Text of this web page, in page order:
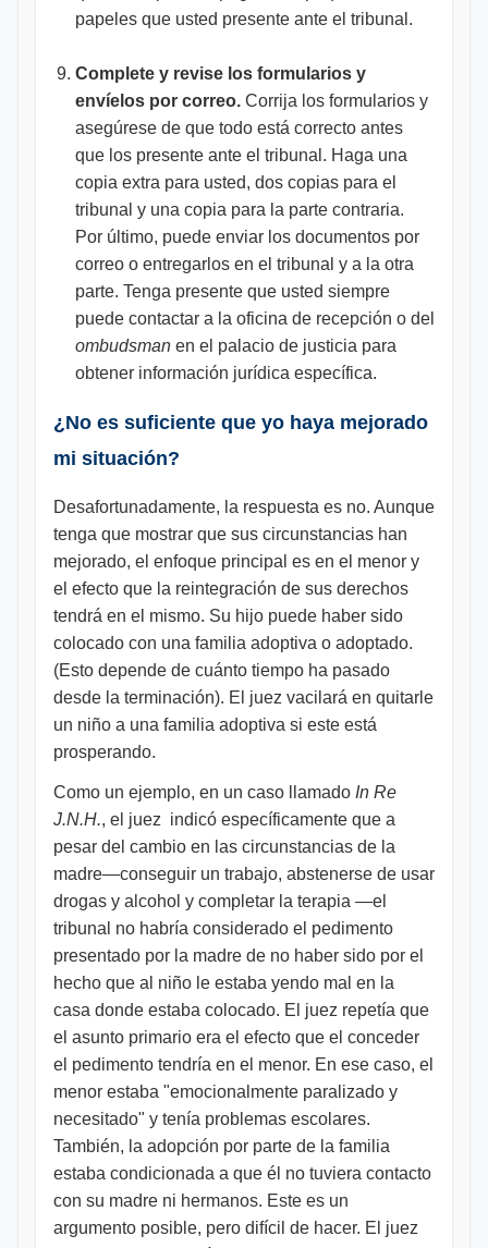
papeles que usted presente ante el tribunal.
Complete y revise los formularios y
envíelos por correo. Corrija los formularios y
asegúrese de que todo está correcto antes
que los presente ante el tribunal. Haga una
copia extra para usted, dos copias para el
tribunal y una copia para la parte contraria.
Por último, puede enviar los documentos por
correo o entregarlos en el tribunal y a la otra
parte. Tenga presente que usted siempre
puede contactar a la oficina de recepción o del
ombudsman en el palacio de justicia para
obtener información jurídica específica.
¿No es suficiente que yo haya mejorado
mi situación?
Desafortunadamente, la respuesta es no. Aunque
tenga que mostrar que sus circunstancias han
mejorado, el enfoque principal es en el menor y
el efecto que la reintegración de sus derechos
tendrá en el mismo. Su hijo puede haber sido
colocado con una familia adoptiva o adoptado.
(Esto depende de cuánto tiempo ha pasado
desde la terminación). El juez vacilará en quitarle
un niño a una familia adoptiva si este está
prosperando.
Como un ejemplo, en un caso llamado In Re
J.N.H., el juez indicó específicamente que a
pesar del cambio en las circunstancias de la
madre—conseguir un trabajo, abstenerse de usar
drogas y alcohol y completar la terapia —el
tribunal no habría considerado el pedimento
presentado por la madre de no haber sido por el
hecho que al niño le estaba yendo mal en la
casa donde estaba colocado. El juez repetía que
el asunto primario era el efecto que el conceder
el pedimento tendría en el menor. En ese caso, el
menor estaba "emocionalmente paralizado y
necesitado" y tenía problemas escolares.
También, la adopción por parte de la familia
estaba condicionada a que él no tuviera contacto
con su madre ni hermanos. Este es un
argumento posible, pero difícil de hacer. El juez